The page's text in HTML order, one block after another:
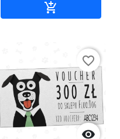


favorite_border